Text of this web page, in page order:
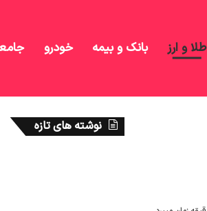
طلا و ارز بانک و بیمه خودرو
نوشته های تازه